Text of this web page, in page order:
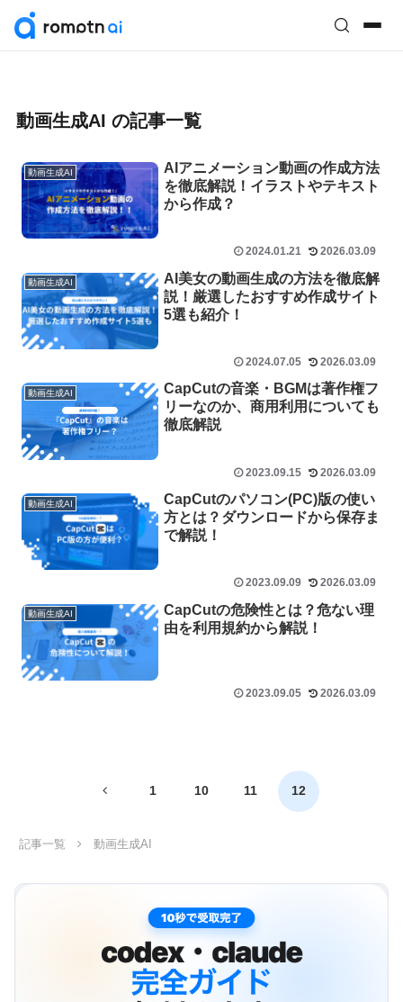
動画生成AI の記事一覧
動画生成AI
AIアニメーション動画の作成方法
を徹底解説！イラストやテキスト
から作成？
2024.01.21 2026.03.09
動画生成AI
AI美女の動画生成の方法を徹底解
説！厳選したおすすめ作成サイト
5選も紹介！
2024.07.05 2026.03.09
動画生成AI
CapCutの音楽・BGMは著作権フ
リーなのか、商用利用についても
徹底解説
2023.09.15 2026.03.09
動画生成AI
CapCutのパソコン(PC)版の使い
方とは？ダウンロードから保存ま
で解説！
2023.09.09 2026.03.09
動画生成AI
CapCutの危険性とは？危ない理
由を利用規約から解説！
2023.09.05 2026.03.09
前 1 10 11 12
記事一覧 動画生成AI